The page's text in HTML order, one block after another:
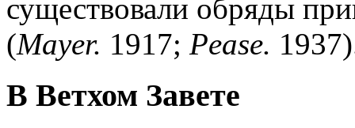
существовали обряды
(Mayer. 1917; Pease.
В Ветхом Завете